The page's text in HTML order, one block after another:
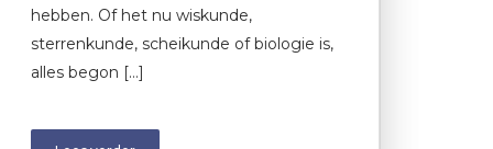
hebben. Of het nu wiskunde,
sterrenkunde, scheikunde of biologie is,
alles begon […]